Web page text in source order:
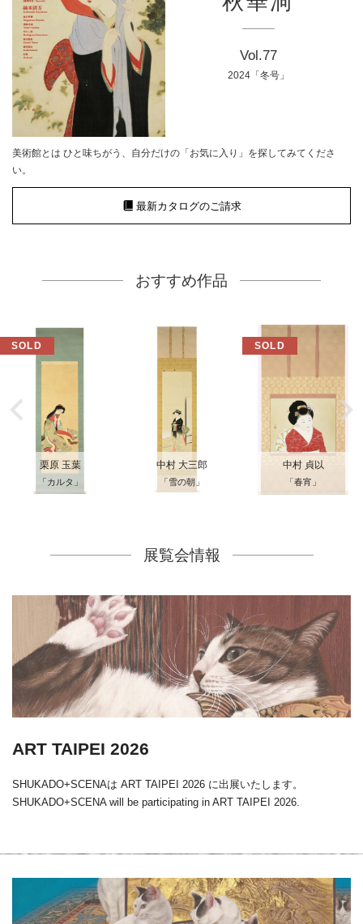
Vol.77
2024「冬号」
美術館とは ひと味ちがう、自分だけの「お気に入り」を探してみてくださ
い。
最新カタログのご請求
おすすめ作品
栗原 玉葉
「カルタ」
中村 大三郎
「雪の朝」
中村 貞以
「春宵」
展覧会情報
ART TAIPEI 2026
SHUKADO+SCENAは ART TAIPEI 2026 に出展いたします。
SHUKADO+SCENA will be participating in ART TAIPEI 2026.